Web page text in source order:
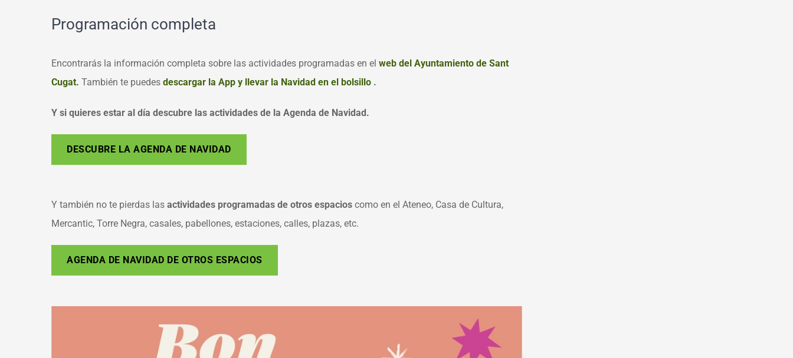
Programación completa
Encontrarás la información completa sobre las actividades programadas en el web del Ayuntamiento de Sant
Cugat. También te puedes descargar la App y llevar la Navidad en el bolsillo .
Y si quieres estar al día descubre las actividades de la Agenda de Navidad.
DESCUBRE LA AGENDA DE NAVIDAD
Y también no te pierdas las actividades programadas de otros espacios como en el Ateneo, Casa de Cultura,
Mercantic, Torre Negra, casales, pabellones, estaciones, calles, plazas, etc.
AGENDA DE NAVIDAD DE OTROS ESPACIOS